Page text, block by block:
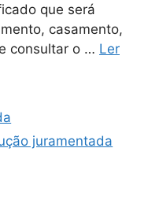
que será
casamento,
consultar o … Ler
juramentada